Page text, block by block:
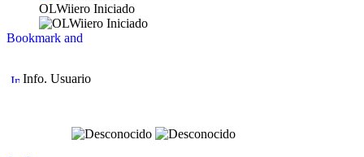
OLWiiero Iniciado
Info. Usuario